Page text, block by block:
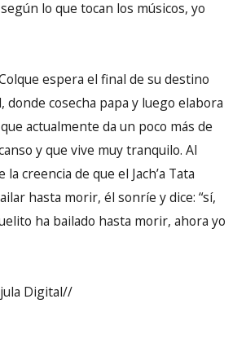
lo que tocan los músicos, yo
espera el final de su destino
donde cosecha papa y luego elabora
actualmente da un poco más de
y que vive muy tranquilo. Al
creencia de que el Jach’a Tata
hasta morir, él sonríe y dice: “sí,
ha bailado hasta morir, ahora yo
Digital//